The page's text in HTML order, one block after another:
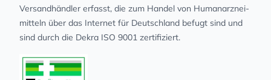
Versandhändler erfasst, die zum Handel von Human­arz­nei­
mit­teln über das Internet für Deutschland befugt sind und
sind durch die Dekra ISO 9001 zertifiziert.